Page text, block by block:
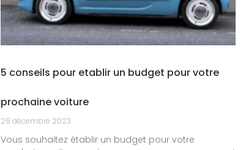
5 conseils pour etablir un budget pour votre
prochaine voiture
26 décembre 2023
Vous souhaitez établir un budget pour votre